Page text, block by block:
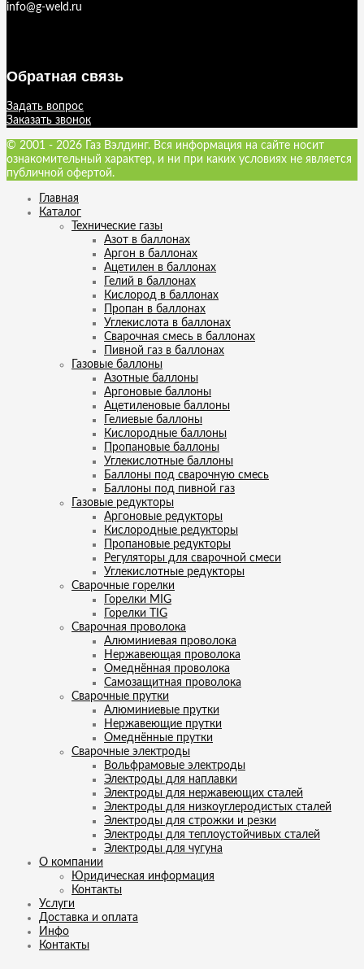
info@g-weld.ru
Обратная связь
Задать вопрос
Заказать звонок
© 2001 - 2026 Газ Вэлдинг. Вся информация на сайте носит
ознакомительный характер, и ни при каких условиях не является
публичной офертой.
Главная
Каталог
Технические газы
Азот в баллонах
Аргон в баллонах
Ацетилен в баллонах
Гелий в баллонах
Кислород в баллонах
Пропан в баллонах
Углекислота в баллонах
Сварочная смесь в баллонах
Пивной газ в баллонах
Газовые баллоны
Азотные баллоны
Аргоновые баллоны
Ацетиленовые баллоны
Гелиевые баллоны
Кислородные баллоны
Пропановые баллоны
Углекислотные баллоны
Баллоны под сварочную смесь
Баллоны под пивной газ
Газовые редукторы
Аргоновые редукторы
Кислородные редукторы
Пропановые редукторы
Регуляторы для сварочной смеси
Углекислотные редукторы
Сварочные горелки
Горелки MIG
Горелки TIG
Сварочная проволока
Алюминиевая проволока
Нержавеющая проволока
Омеднённая проволока
Самозащитная проволока
Сварочные прутки
Алюминиевые прутки
Нержавеющие прутки
Омеднённые прутки
Сварочные электроды
Вольфрамовые электроды
Электроды для наплавки
Электроды для нержавеющих сталей
Электроды для низкоуглеродистых сталей
Электроды для строжки и резки
Электроды для теплоустойчивых сталей
Электроды для чугуна
О компании
Юридическая информация
Контакты
Услуги
Доставка и оплата
Инфо
Контакты